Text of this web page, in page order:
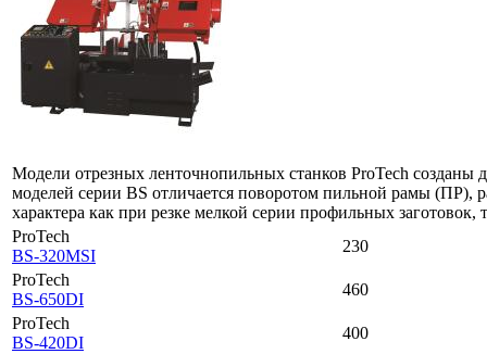
Модели отрезных ленточнопильных станков ProTech созданы
моделей серии BS отличается поворотом пильной рамы (ПР),
характера как при резке мелкой серии профильных
ProTech
BS-320MSI
230
ProTech
BS-650DI
460
ProTech
BS-420DI
400